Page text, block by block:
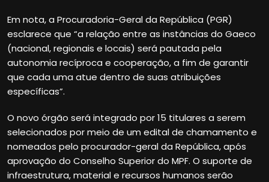
Em nota, a Procuradoria-Geral da República (PGR)
esclarece que “a relação entre as instâncias do Gaeco
(nacional, regionais e locais) será pautada pela
autonomia recíproca e cooperação, a fim de garantir
que cada uma atue dentro de suas atribuições
específicas”.
O novo órgão será integrado por 15 titulares a serem
selecionados por meio de um edital de chamamento e
nomeados pelo procurador-geral da República, após
aprovação do Conselho Superior do MPF. O suporte de
infraestrutura, material e recursos humanos serão